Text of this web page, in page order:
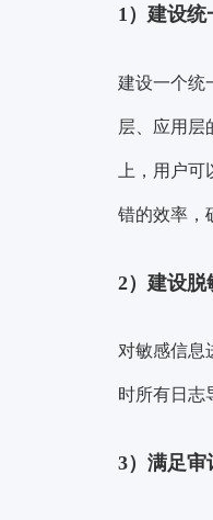
1）建设统
建设一个统
层、应用层
上，用户
错的效率，
2）建设脱
对敏感信息
时所有日志
3）满足审